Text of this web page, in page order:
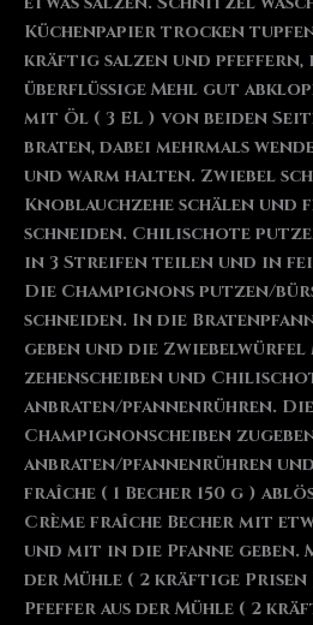
Küchenpapier trocken
kräftig salzen und pfeffern,
überflüssige Mehl gut
mit Öl ( 3 EL ) von beiden
braten, dabei mehrmals
und warm halten. Zwiebel
Knoblauchzehe schälen und
schneiden. Chilischote
in 3 Streifen teilen und in
Die Champignons putzen/
schneiden. In die
geben und die
zehenscheiben und
anbraten/pfannenrühren. Die
Champignonscheiben
anbraten/pfannenrühren
fraîche ( 1 Becher 150 g )
Crème fraîche Becher mit
und mit in die Pfanne geben.
der Mühle ( 2 kräftige
Pfeffer aus der Mühle ( 2